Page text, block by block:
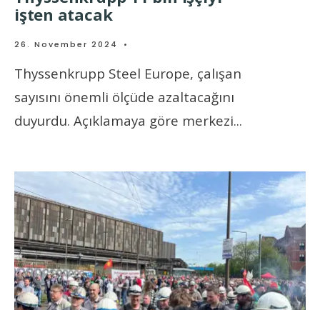
işten atacak
26. November 2024 •
Thyssenkrupp Steel Europe, çalışan
sayısını önemli ölçüde azaltacağını
duyurdu. Açıklamaya göre merkezi...